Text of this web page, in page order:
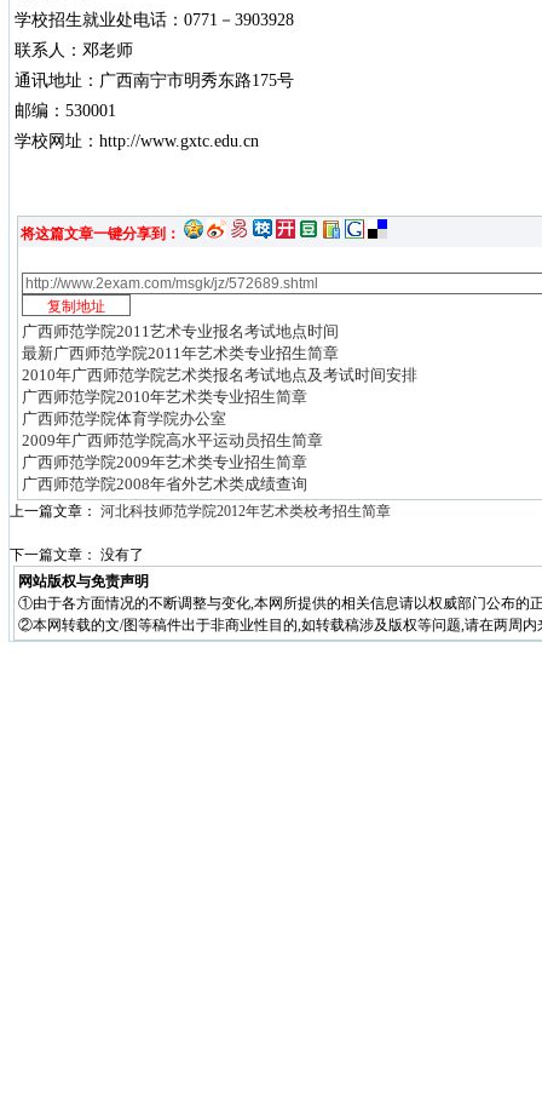
学校招生就业处电话：0771－3903928
联系人：邓老师
通讯地址：广西南宁市明秀东路175号
邮编：530001
学校网址：http://www.gxtc.edu.cn
将这篇文章一键分享到：
广西师范学院2011艺术专业报名考试地点时间
最新广西师范学院2011年艺术类专业招生简章
2010年广西师范学院艺术类报名考试地点及考试时间安排
广西师范学院2010年艺术类专业招生简章
广西师范学院体育学院办公室
2009年广西师范学院高水平运动员招生简章
广西师范学院2009年艺术类专业招生简章
广西师范学院2008年省外艺术类成绩查询
上一篇文章： 河北科技师范学院2012年艺术类校考招生简章
下一篇文章： 没有了
网站版权与免责声明
①由于各方面情况的不断调整与变化,本网所提供的相关信息请以权威部门公布的
②本网转载的文/图等稿件出于非商业性目的,如转载稿涉及版权等问题,请在两周内